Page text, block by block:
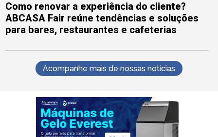
Como renovar a experiência do cliente?
ABCASA Fair reúne tendências e soluções
para bares, restaurantes e cafeterias
Acompanhe mais de nossas notícias